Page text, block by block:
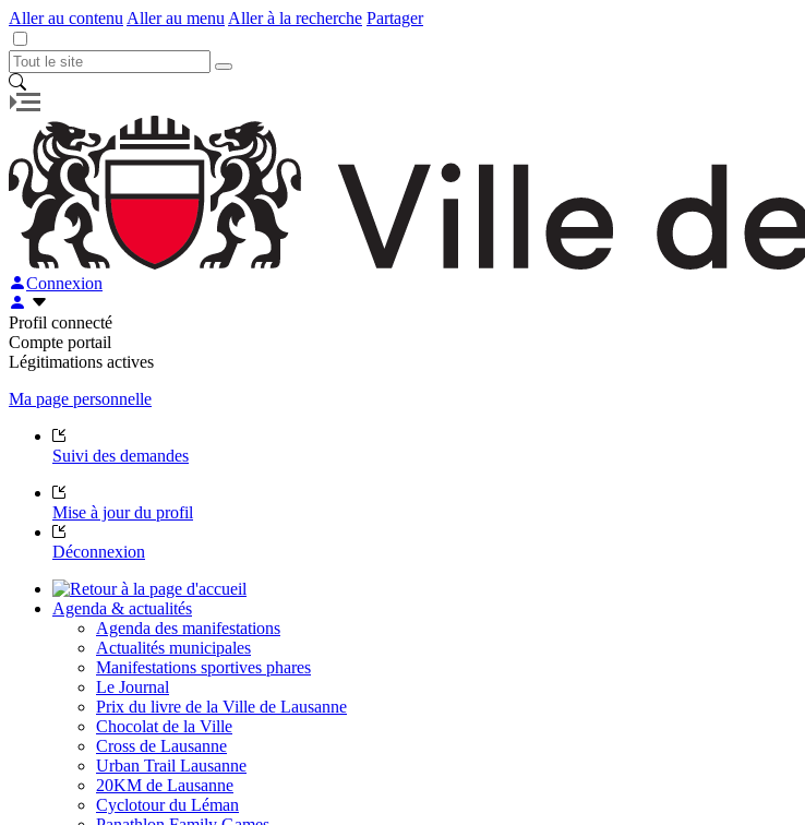
Aller au contenu Aller au menu Aller à la recherche Partager
Connexion
Profil connecté
Compte portail
Légitimations actives
Ma page personnelle
Suivi des demandes
Mise à jour du profil
Déconnexion
Agenda & actualités
Agenda des manifestations
Actualités municipales
Manifestations sportives phares
Le Journal
Prix du livre de la Ville de Lausanne
Chocolat de la Ville
Cross de Lausanne
Urban Trail Lausanne
20KM de Lausanne
Cyclotour du Léman